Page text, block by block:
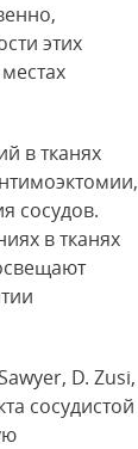
этих
в тканях
сосудов.
в тканях
D. Zusi,
сосудистой